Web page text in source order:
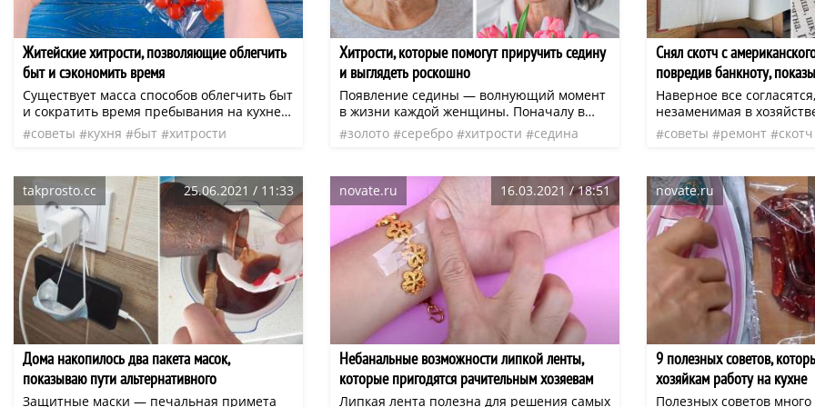
пригодился!
Житейские хитрости, позволяющие облегчить
быт и сэкономить время
Существует масса способов облегчить быт
и сократить время пребывания на кухне.
Находчивые хозяюшки делают для этого
все возможное. Иногда достаточно всего
назначению те или иные имеющиеся в
наличии приспособления. Все до
гениального просто и безотказно
срабатывает.
советы кухня быт хитрости
Хитрости, которые помогут приручить седину
и выглядеть роскошно
Появление седины — волнующий момент
в жизни каждой женщины. Поначалу в
попытках защититься и отвергнуть это
явление может появиться желание
способами. Однако в современном мире
серебристые волосы уже давно перестали
ассоциироваться со старостью.
золото серебро хитрости седина
Снял скотч с
повредив банкноту,
домашний прием в
Наверное все
незаменимая в
легко и быстро
пищи, пакеты с одеждой,
страницы книг,
щели в оконных рамах
зимы. Однако, как часто
достоинства липкой
ее недостатков. Так,
«хватка» скотча,
соединять склеиваемые
становится источником
«Чем удалить скотч с
мы голову, не
вполне достаточно
советы ремонт скотч
takprosto.cc 25.06.2021 / 11:33
Дома накопилось два пакета масок,
показываю пути альтернативного
использования
Защитные маски — печальная примета
novate.ru 16.03.2021 / 18:51
Небанальные возможности липкой ленты,
которые пригодятся рачительным хозяевам
Липкая лента полезна для решения самых
novate.ru
9 полезных советов,
хозяйкам работу на кухне
Полезных советов